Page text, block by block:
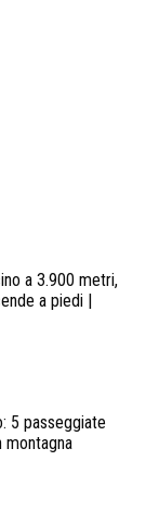
a 3.900 metri,
a piedi |
5 passeggiate
montagna